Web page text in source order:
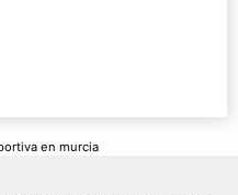
en murcia